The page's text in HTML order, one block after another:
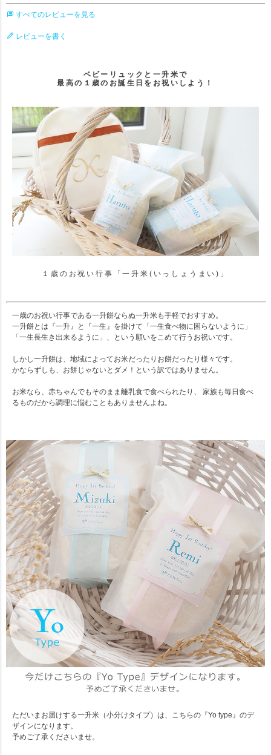
すべてのレビューを見る
レビューを書く
ベビーリュックと一升米で
最高の１歳のお誕生日をお祝いしよう！
１歳のお祝い行事「一升米(いっしょうまい)」
一歳のお祝い行事である一升餅ならぬ一升米も手軽でおすすめ。
一升餅とは『一升』と『一生』を掛けて「一生食べ物に困らないように」
「一生長生き出来るように」、という願いをこめて行うお祝いです。
しかし一升餅は、地域によってお米だったりお餅だったり様々です。
かならずしも、お餅じゃないとダメ！という訳ではありません。
お米なら、赤ちゃんでもそのまま離乳食で食べられたり、 家族も毎日食べ
るものだから調理に悩むこともありませんよね。
ただいまお届けする一升米（小分けタイプ）は、こちらの『Yo type』のデ
ザインになります。
予めご了承くださいませ。